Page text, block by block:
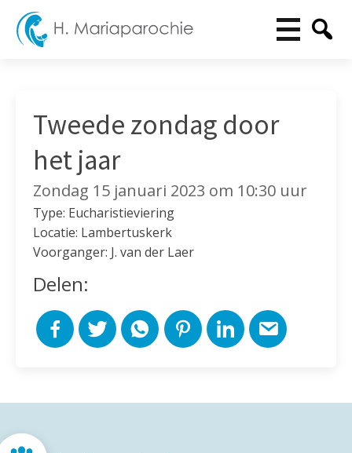
Tweede zondag door
het jaar
Zondag 15 januari 2023 om 10:30 uur
Type: Eucharistieviering
Locatie: Lambertuskerk
Voorganger: J. van der Laer
Delen: